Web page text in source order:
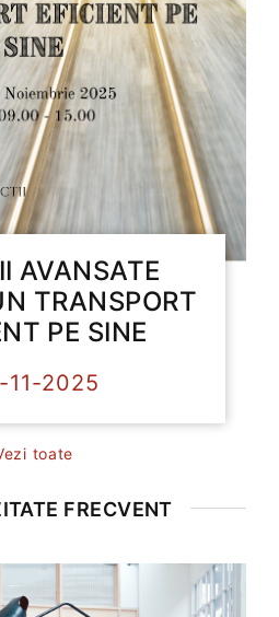
AVANSATE
TRANSPORT
PE SINE
11-2025
toate
FRECVENT